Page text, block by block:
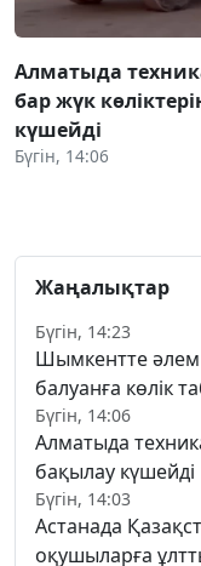
Алматыда
бар жүк
күшейді
Бүгін, 14:06
Жаңалықтар
Бүгін, 14:23
Шымкентте
балуанға көлік
Бүгін, 14:06
Алматыда
бақылау күшейді
Бүгін, 14:03
Астанада
оқушыларға